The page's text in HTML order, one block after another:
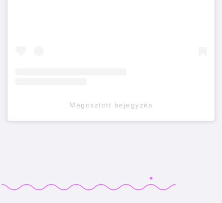
Megosztott bejegyzés